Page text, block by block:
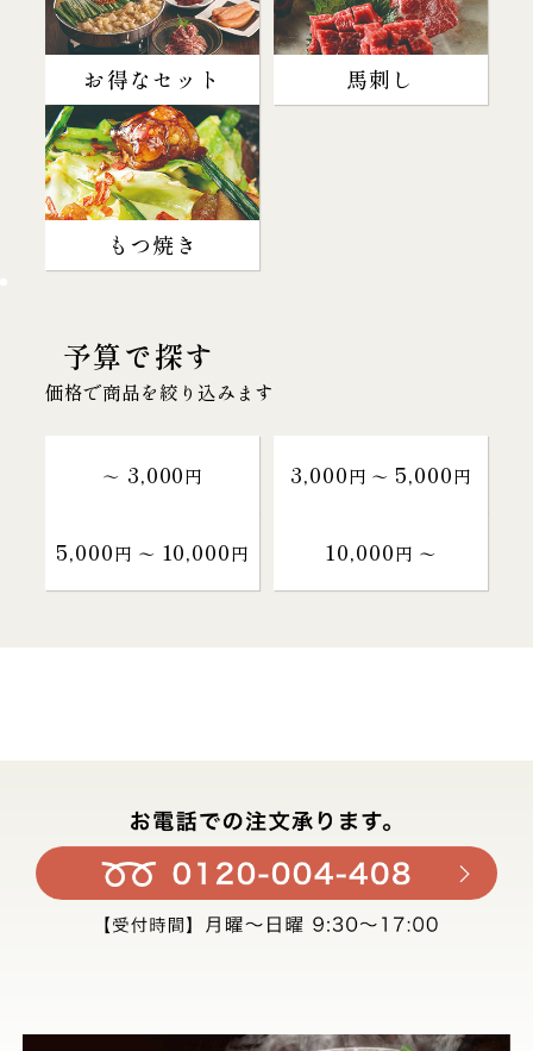
お得なセット 馬刺し
もつ焼き
予算で探す
価格で商品を絞り込みます
～ 3,000円 3,000円 〜 5,000円
5,000円 〜 10,000円 10,000円 〜